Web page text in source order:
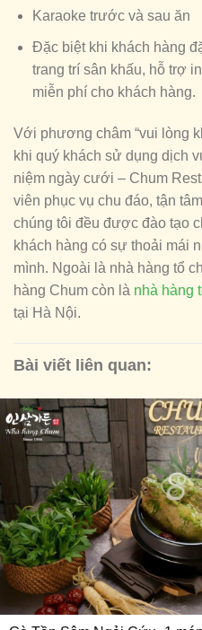
Karaoke trước và sau ăn
Đặc biệt khi khách hàng
trang trí sân khấu, hỗ trợ
miễn phí cho khách hàng.
Với phương châm “vui lòng
khi quý khách sử dụng dịch
niệm ngày cưới – Chum
viên phục vụ chu đáo, tận
chúng tôi đều được đào tạo
khách hàng có sự thoải mái
mình. Ngoài là nhà hàng tổ
hàng Chum còn là nhà hàng
tại Hà Nội.
Bài viết liên quan: